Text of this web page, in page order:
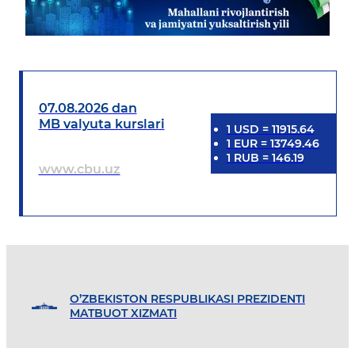
07.08.2026 dan
MB valyuta kurslari
www.cbu.uz
1 USD = 11915.64
1 EUR= 13749.46
1 RUB = 146.19
O’ZBEKISTON RESPUBLIKASI PREZIDENTI
MATBUOT XIZMATI